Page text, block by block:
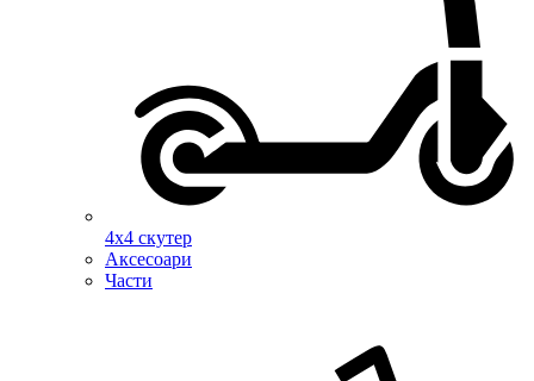
4х4 скутер
Аксесоари
Части